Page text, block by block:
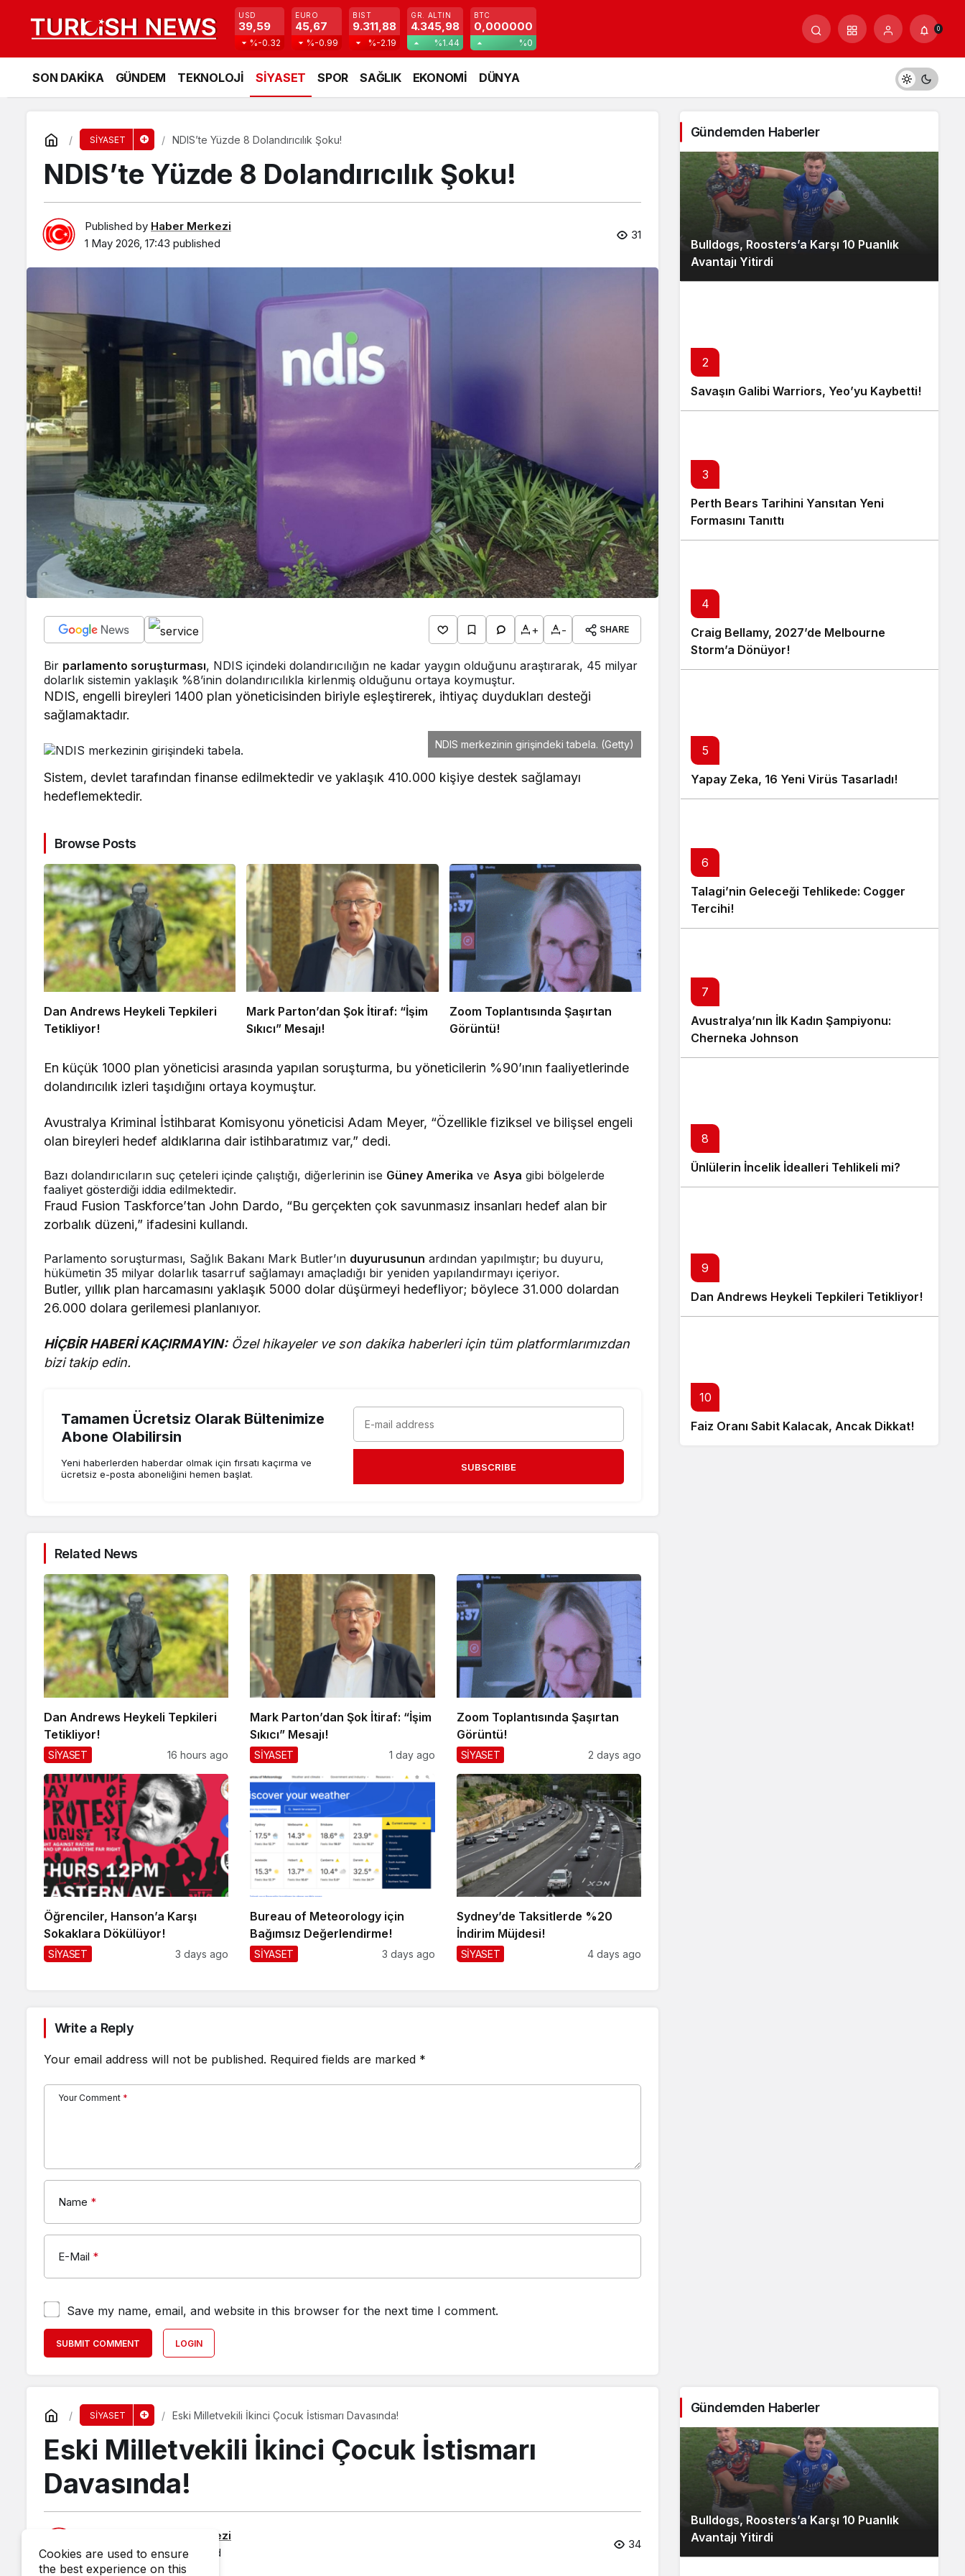
USD
39,59
%-0.32
EURO
45,67
%-0.99
BIST
9.311,88
%-2.19
GR. ALTIN
4.345,98
%1.44
BTC
0,000000
%0
0
SON DAKİKA GÜNDEM TEKNOLOJİ SİYASET SPOR SAĞLIK EKONOMİ DÜNYA
SİYASET NDIS’te Yüzde 8 Dolandırıcılık Şoku!
NDIS’te Yüzde 8 Dolandırıcılık Şoku!
Published by Haber Merkezi
1 May 2026, 17:43 published
31
+ - SHARE
Bir parlamento soruşturması, NDIS içindeki dolandırıcılığın ne kadar yaygın olduğunu araştırarak, 45 milyar
dolarlık sistemin yaklaşık %8’inin dolandırıcılıkla kirlenmiş olduğunu ortaya koymuştur.
NDIS, engelli bireyleri 1400 plan yöneticisinden biriyle eşleştirerek, ihtiyaç duydukları desteği
sağlamaktadır.
NDIS merkezinin girişindeki tabela. (Getty)
Sistem, devlet tarafından finanse edilmektedir ve yaklaşık 410.000 kişiye destek sağlamayı
hedeflemektedir.
Browse Posts
Dan Andrews Heykeli Tepkileri
Tetikliyor!
Mark Parton’dan Şok İtiraf: “İşim
Sıkıcı” Mesajı!
Zoom Toplantısında Şaşırtan
Görüntü!
En küçük 1000 plan yöneticisi arasında yapılan soruşturma, bu yöneticilerin %90’ının faaliyetlerinde
dolandırıcılık izleri taşıdığını ortaya koymuştur.
Avustralya Kriminal İstihbarat Komisyonu yöneticisi Adam Meyer, “Özellikle fiziksel ve bilişsel engeli
olan bireyleri hedef aldıklarına dair istihbaratımız var,” dedi.
Bazı dolandırıcıların suç çeteleri içinde çalıştığı, diğerlerinin ise Güney Amerika ve Asya gibi bölgelerde
faaliyet gösterdiği iddia edilmektedir.
Fraud Fusion Taskforce’tan John Dardo, “Bu gerçekten çok savunmasız insanları hedef alan bir
zorbalık düzeni,” ifadesini kullandı.
Parlamento soruşturması, Sağlık Bakanı Mark Butler’ın duyurusunun ardından yapılmıştır; bu duyuru,
hükümetin 35 milyar dolarlık tasarruf sağlamayı amaçladığı bir yeniden yapılandırmayı içeriyor.
Butler, yıllık plan harcamasını yaklaşık 5000 dolar düşürmeyi hedefliyor; böylece 31.000 dolardan
26.000 dolara gerilemesi planlanıyor.
HİÇBİR HABERİ KAÇIRMAYIN: Özel hikayeler ve son dakika haberleri için tüm platformlarımızdan
bizi takip edin.
Tamamen Ücretsiz Olarak Bültenimize
Abone Olabilirsin
Yeni haberlerden haberdar olmak için fırsatı kaçırma ve
ücretsiz e-posta aboneliğini hemen başlat.
SUBSCRIBE
Related News
Dan Andrews Heykeli Tepkileri
Tetikliyor!
SİYASET 16 hours ago
Mark Parton’dan Şok İtiraf: “İşim
Sıkıcı” Mesajı!
SİYASET 1 day ago
Zoom Toplantısında Şaşırtan
Görüntü!
SİYASET 2 days ago
Öğrenciler, Hanson’a Karşı
Sokaklara Dökülüyor!
SİYASET 3 days ago
Bureau of Meteorology için
Bağımsız Değerlendirme!
SİYASET 3 days ago
Sydney’de Taksitlerde %20
İndirim Müjdesi!
SİYASET 4 days ago
Write a Reply
Your email address will not be published. Required fields are marked *
Your Comment *
Name *
E-Mail *
Save my name, email, and website in this browser for the next time I comment.
SUBMIT COMMENT LOGIN
Gündemden Haberler
Bulldogs, Roosters’a Karşı 10 Puanlık
Avantajı Yitirdi
2
Savaşın Galibi Warriors, Yeo’yu Kaybetti!
3
Perth Bears Tarihini Yansıtan Yeni
Formasını Tanıttı
4
Craig Bellamy, 2027’de Melbourne
Storm’a Dönüyor!
5
Yapay Zeka, 16 Yeni Virüs Tasarladı!
6
Talagi’nin Geleceği Tehlikede: Cogger
Tercihi!
7
Avustralya’nın İlk Kadın Şampiyonu:
Cherneka Johnson
8
Ünlülerin İncelik İdealleri Tehlikeli mi?
9
Dan Andrews Heykeli Tepkileri Tetikliyor!
10
Faiz Oranı Sabit Kalacak, Ancak Dikkat!
SİYASET Eski Milletvekili İkinci Çocuk İstismarı Davasında!
Eski Milletvekili İkinci Çocuk İstismarı
Davasında!
Haber Merkezi
1 May 2026, 16:43published
34
Gündemden Haberler
Bulldogs, Roosters’a Karşı 10 Puanlık
Avantajı Yitirdi
Cookies are used to ensure
the best experience on this